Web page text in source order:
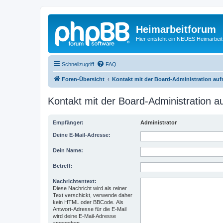
Heimarbeitforum
Hier entsteht ein NEUES
Schnellzugriff FAQ
Foren-Übersicht Kontakt mit der Board-Administration
Kontakt mit der Board-Administration
Empfänger: Administrator
Deine E-Mail-Adresse:
Dein Name:
Betreff:
Nachrichtentext:
Diese Nachricht wird als reiner
Text verschickt, verwende daher
kein HTML oder BBCode. Als
Antwort-Adresse für die E-Mail
wird deine E-Mail-Adresse